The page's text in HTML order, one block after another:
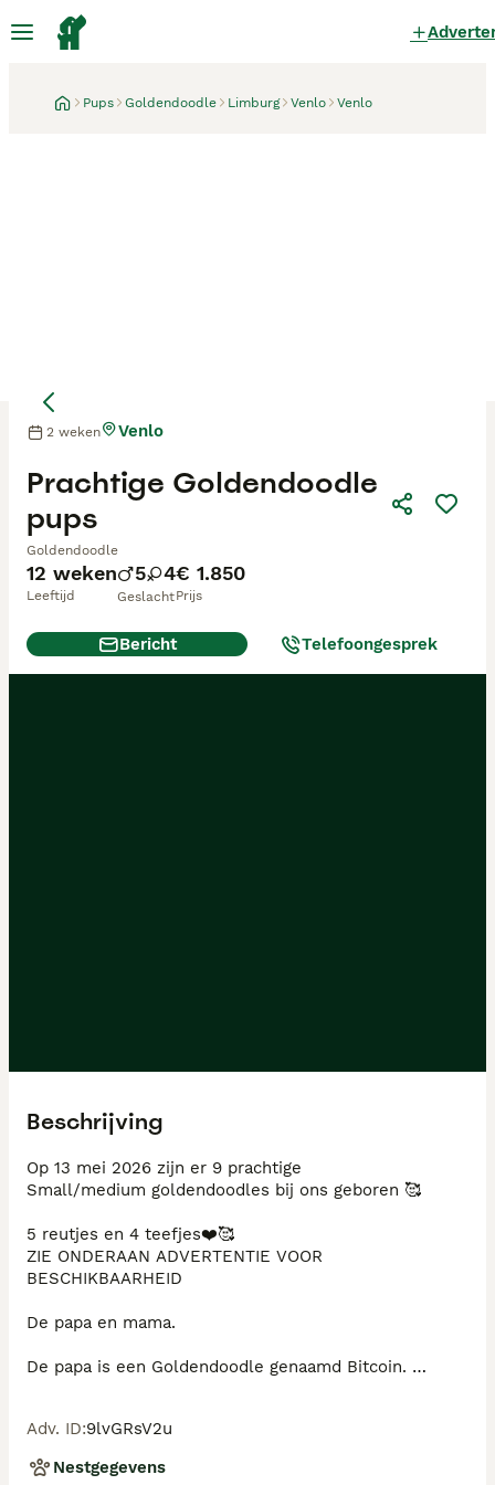
Pups Goldendoodle Limburg Venlo Venlo
12 weken
Leeftijd
5 4
Geslacht
€ 1.850
Prijs
Prachtige Goldendoodle
pups
Goldendoodle
2 weken Venlo
Bericht Telefoongesprek
Beschrijving
Op 13 mei 2026 zijn er 9 prachtige
Small/medium goldendoodles bij ons geboren 🥰
5 reutjes en 4 teefjes❤️🥰
ZIE ONDERAAN ADVERTENTIE VOOR
BESCHIKBAARHEID
De papa en mama.
De papa is een Goldendoodle genaamd Bitcoin.
(Ogen) en patella, Op alles vrij! Testen ter inzage.
Onze lieve kleine raszuivere golden retriever Sofi
Adv. ID:9lvGRsV2u
Nestgegevens